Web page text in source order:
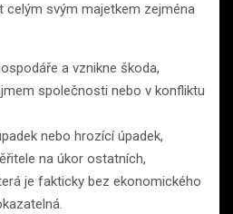
celým svým majetkem zejména
a vznikne škoda,
společnosti nebo v konfliktu
nebo hrozící úpadek,
na úkor ostatních,
je fakticky bez ekonomického